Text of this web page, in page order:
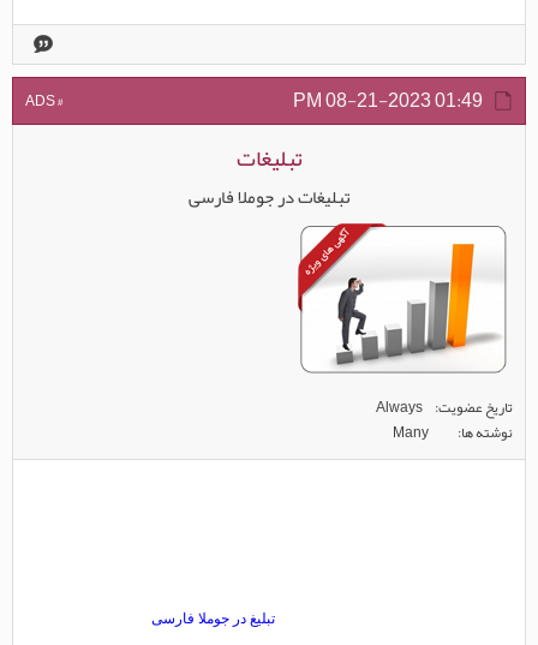
08-21-202301:49 PM
# ADS
تبلیغات
تبلیغات در جوملا فارسی
تاریخ عضویت Always
نوشته ها
Many